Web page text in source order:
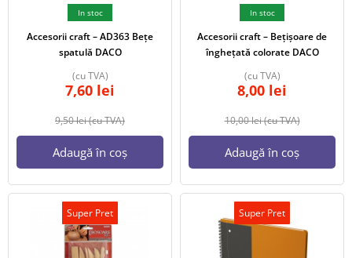
In stoc
Accesorii craft – AD363 Bețe
spatulă DACO
9,50lei(cu TVA)
7,60 lei
(cu TVA)
Adaugă în coș
In stoc
Accesorii craft – Bețișoare de
înghețată colorate DACO
10,00lei(cu TVA)
8,00 lei
(cu TVA)
Adaugă în coș
Super Pret Super Pret